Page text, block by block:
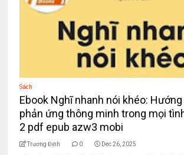
Sách
Ebook Nghĩ nhanh nói khéo:
phản ứng thông minh trong mọi
2 pdf epub azw3 mobi
Trương Định 0 Dec 26, 2025